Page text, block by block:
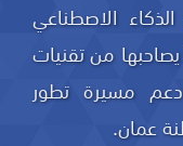
الاصطناعي
يصاحبها من تقنيات
مسيرة تطور
عمان.